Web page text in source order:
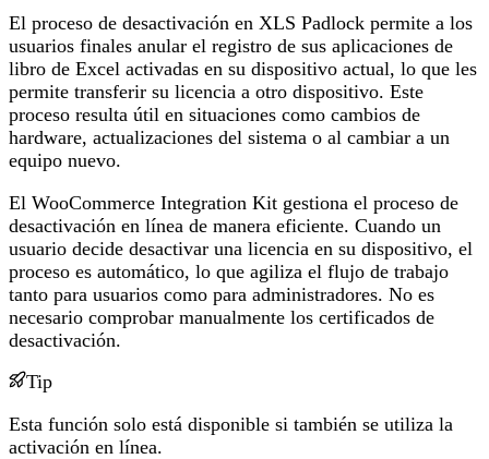
El proceso de desactivación en XLS Padlock permite a los
usuarios finales anular el registro de sus aplicaciones de
libro de Excel activadas en su dispositivo actual, lo que les
permite transferir su licencia a otro dispositivo. Este
proceso resulta útil en situaciones como cambios de
hardware, actualizaciones del sistema o al cambiar a un
equipo nuevo.
El WooCommerce Integration Kit gestiona el proceso de
desactivación en línea de manera eficiente. Cuando un
usuario decide desactivar una licencia en su dispositivo, el
proceso es automático, lo que agiliza el flujo de trabajo
tanto para usuarios como para administradores. No es
necesario comprobar manualmente los certificados de
desactivación.
Tip
Esta función solo está disponible si también se utiliza la
activación en línea.